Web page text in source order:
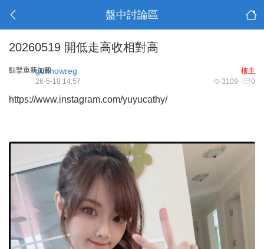
盤中討論區
20260519 開低走高收相對高
點擊重新加載 樓主
gunhowreg
3109 0
26-5-18 14:57
https://www.instagram.com/yuyucathy/